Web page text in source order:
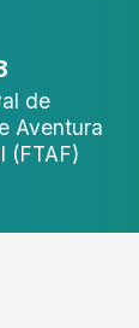
de
Aventura
(FTAF)